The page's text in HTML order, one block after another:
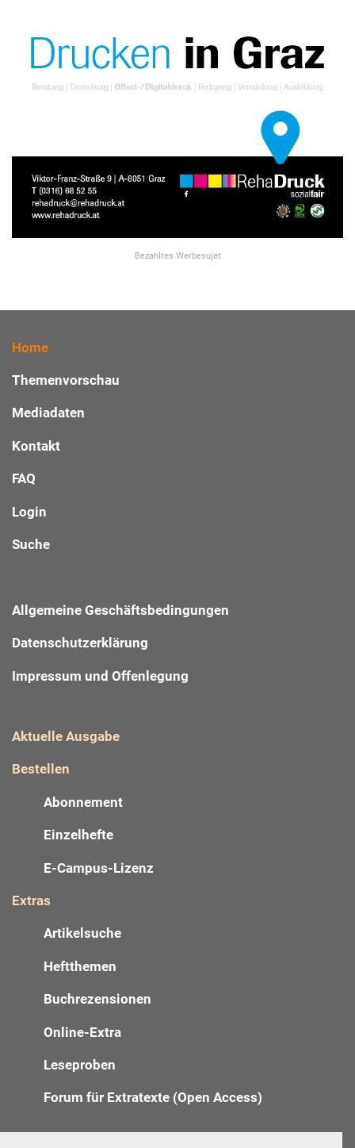
Bezahltes Werbesujet
Home
Themenvorschau
Mediadaten
Kontakt
FAQ
Login
Suche
Allgemeine Geschäftsbedingungen
Datenschutzerklärung
Impressum und Offenlegung
Aktuelle Ausgabe
Bestellen
Abonnement
Einzelhefte
E-Campus-Lizenz
Extras
Artikelsuche
Heftthemen
Buchrezensionen
Online-Extra
Leseproben
Forum für Extratexte (Open Access)